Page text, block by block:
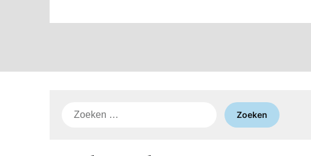
Zoeken